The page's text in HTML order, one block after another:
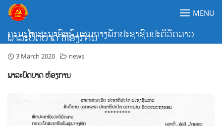
Skip
content
ຄະນະໂຄສະນາອົບຮົມສູນກາງພັກປະຊາຊົນປະຕິວັດລາວ
MENU
ພາລະບົດບາດ ຫ້ອງການ
3 March 2020 news
ພາລະບົດບາດ ຫ້ອງການ